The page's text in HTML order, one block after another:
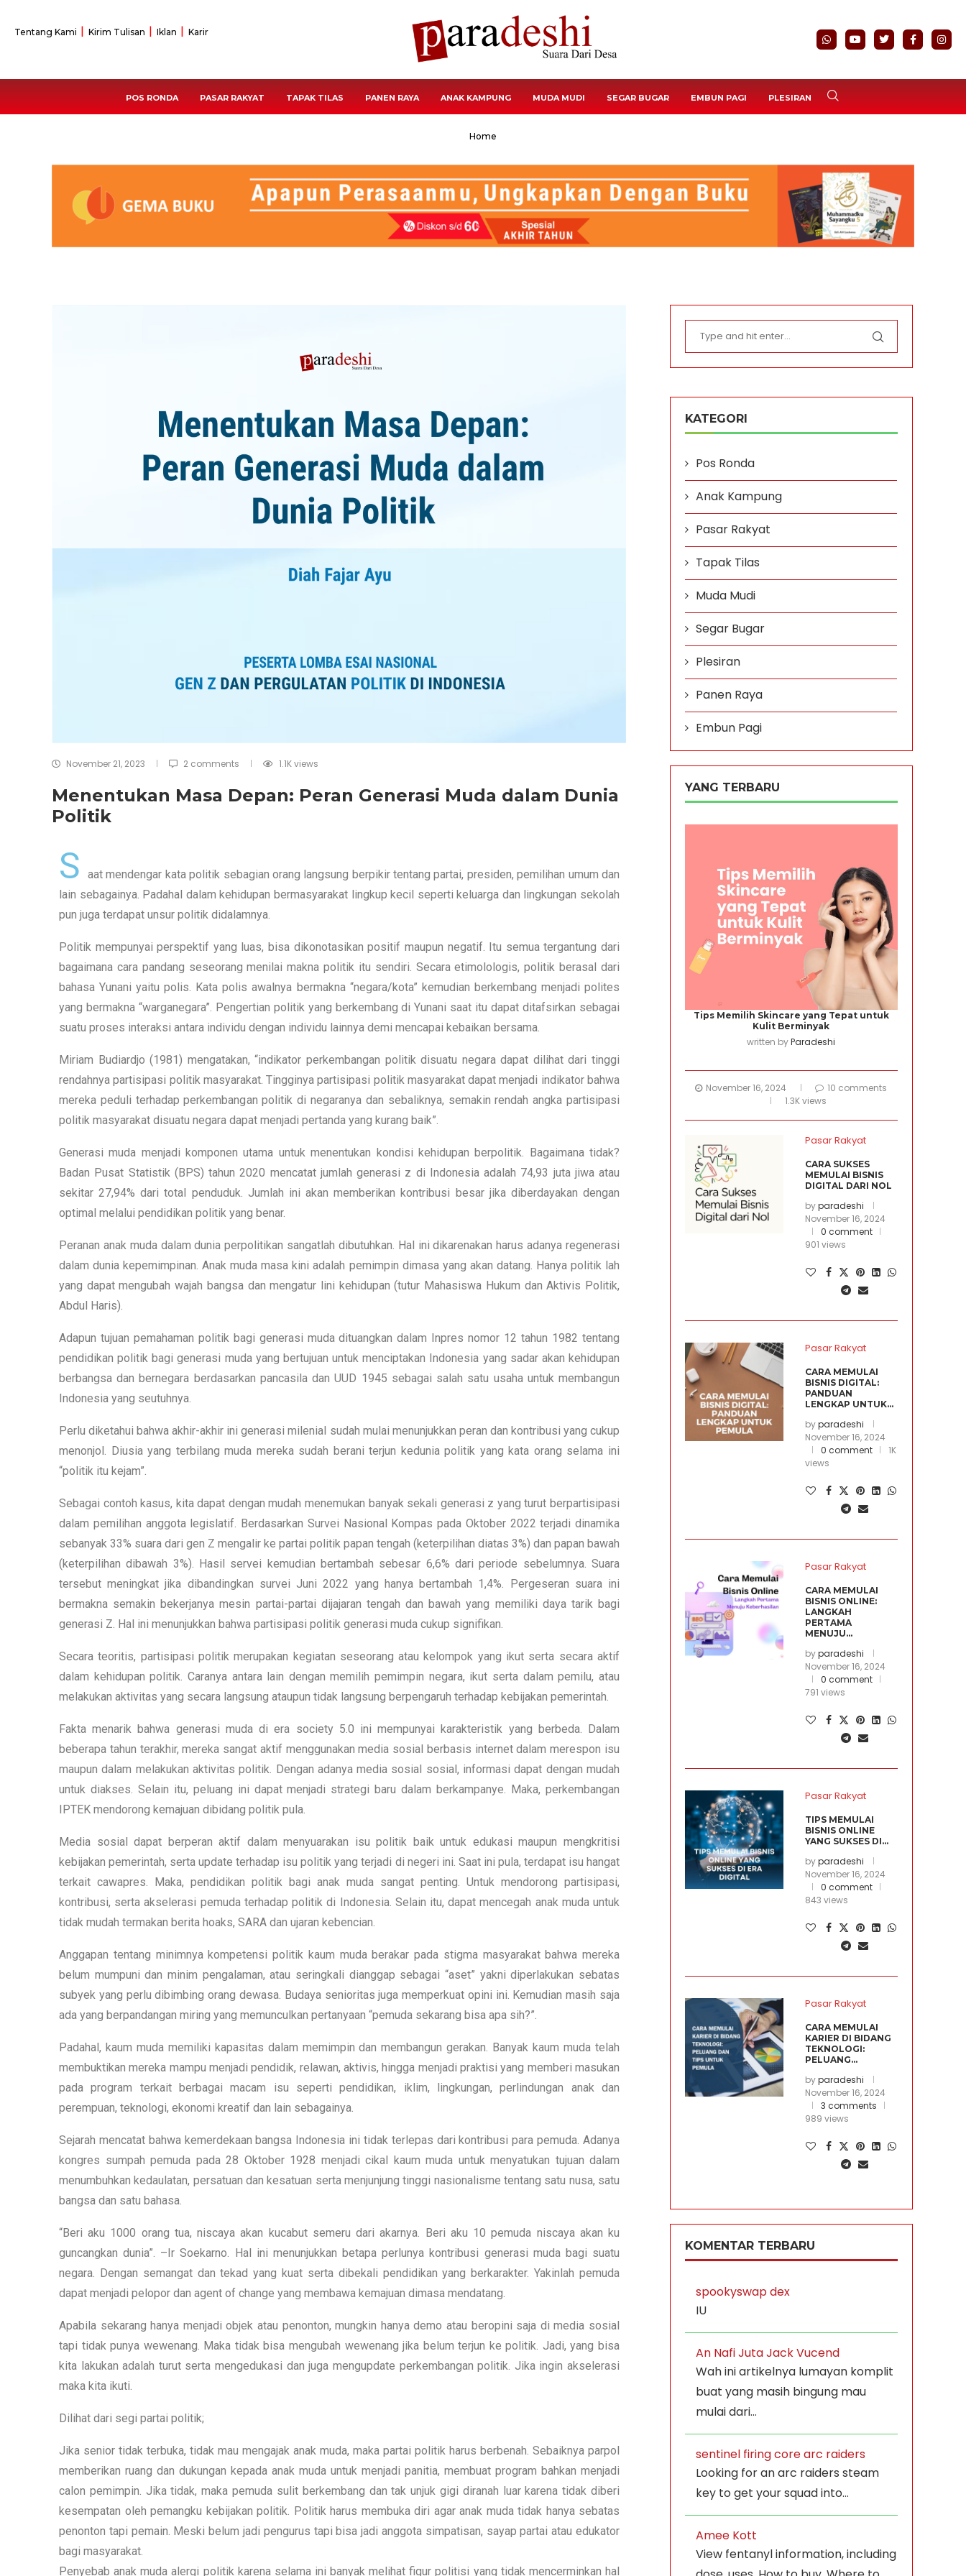
Tentang Kami Kirim Tulisan Iklan Karir
POS RONDA PASAR RAKYAT TAPAK TILAS PANEN RAYA ANAK KAMPUNG MUDA MUDI SEGAR BUGAR EMBUN PAGI PLESIRAN
Home
November 21, 2023 2 comments 1.1Kviews
Menentukan Masa Depan: Peran Generasi Muda dalam Dunia
Politik
S
aat mendengar kata politik sebagian orang langsung berpikir tentang partai, presiden, pemilihan umum dan
lain sebagainya. Padahal dalam kehidupan bermasyarakat lingkup kecil seperti keluarga dan lingkungan sekolah
pun juga terdapat unsur politik didalamnya.
Politik mempunyai perspektif yang luas, bisa dikonotasikan positif maupun negatif. Itu semua tergantung dari
bagaimana cara pandang seseorang menilai makna politik itu sendiri. Secara etimolologis, politik berasal dari
bahasa Yunani yaitu polis. Kata polis awalnya bermakna “negara/kota” kemudian berkembang menjadi polites
yang bermakna “warganegara”. Pengertian politik yang berkembang di Yunani saat itu dapat ditafsirkan sebagai
suatu proses interaksi antara individu dengan individu lainnya demi mencapai kebaikan bersama.
Miriam Budiardjo (1981) mengatakan, “indikator perkembangan politik disuatu negara dapat dilihat dari tinggi
rendahnya partisipasi politik masyarakat. Tingginya partisipasi politik masyarakat dapat menjadi indikator bahwa
mereka peduli terhadap perkembangan politik di negaranya dan sebaliknya, semakin rendah angka partisipasi
politik masyarakat disuatu negara dapat menjadi pertanda yang kurang baik”.
Generasi muda menjadi komponen utama untuk menentukan kondisi kehidupan berpolitik. Bagaimana tidak?
Badan Pusat Statistik (BPS) tahun 2020 mencatat jumlah generasi z di Indonesia adalah 74,93 juta jiwa atau
sekitar 27,94% dari total penduduk. Jumlah ini akan memberikan kontribusi besar jika diberdayakan dengan
optimal melalui pendidikan politik yang benar.
Peranan anak muda dalam dunia perpolitikan sangatlah dibutuhkan. Hal ini dikarenakan harus adanya regenerasi
dalam dunia kepemimpinan. Anak muda masa kini adalah pemimpin dimasa yang akan datang. Hanya politik lah
yang dapat mengubah wajah bangsa dan mengatur lini kehidupan (tutur Mahasiswa Hukum dan Aktivis Politik,
Abdul Haris).
Adapun tujuan pemahaman politik bagi generasi muda dituangkan dalam Inpres nomor 12 tahun 1982 tentang
pendidikan politik bagi generasi muda yang bertujuan untuk menciptakan Indonesia yang sadar akan kehidupan
berbangsa dan bernegara berdasarkan pancasila dan UUD 1945 sebagai salah satu usaha untuk membangun
Indonesia yang seutuhnya.
Perlu diketahui bahwa akhir-akhir ini generasi milenial sudah mulai menunjukkan peran dan kontribusi yang cukup
menonjol. Diusia yang terbilang muda mereka sudah berani terjun kedunia politik yang kata orang selama ini
“politik itu kejam”.
Sebagai contoh kasus, kita dapat dengan mudah menemukan banyak sekali generasi z yang turut berpartisipasi
dalam pemilihan anggota legislatif. Berdasarkan Survei Nasional Kompas pada Oktober 2022 terjadi dinamika
sebanyak 33% suara dari gen Z mengalir ke partai politik papan tengah (keterpilihan diatas 3%) dan papan bawah
(keterpilihan dibawah 3%). Hasil servei kemudian bertambah sebesar 6,6% dari periode sebelumnya. Suara
tersebut meningkat jika dibandingkan survei Juni 2022 yang hanya bertambah 1,4%. Pergeseran suara ini
bermakna semakin bekerjanya mesin partai-partai dijajaran tengah dan bawah yang memiliki daya tarik bagi
generasi Z. Hal ini menunjukkan bahwa partisipasi politik generasi muda cukup signifikan.
Secara teoritis, partisipasi politik merupakan kegiatan seseorang atau kelompok yang ikut serta secara aktif
dalam kehidupan politik. Caranya antara lain dengan memilih pemimpin negara, ikut serta dalam pemilu, atau
melakukan aktivitas yang secara langsung ataupun tidak langsung berpengaruh terhadap kebijakan pemerintah.
Fakta menarik bahwa generasi muda di era society 5.0 ini mempunyai karakteristik yang berbeda. Dalam
beberapa tahun terakhir, mereka sangat aktif menggunakan media sosial berbasis internet dalam merespon isu
maupun dalam melakukan aktivitas politik. Dengan adanya media sosial sosial, informasi dapat dengan mudah
untuk diakses. Selain itu, peluang ini dapat menjadi strategi baru dalam berkampanye. Maka, perkembangan
IPTEK mendorong kemajuan dibidang politik pula.
Media sosial dapat berperan aktif dalam menyuarakan isu politik baik untuk edukasi maupun mengkritisi
kebijakan pemerintah, serta update terhadap isu politik yang terjadi di negeri ini. Saat ini pula, terdapat isu hangat
terkait cawapres. Maka, pendidikan politik bagi anak muda sangat penting. Untuk mendorong partisipasi,
kontribusi, serta akselerasi pemuda terhadap politik di Indonesia. Selain itu, dapat mencegah anak muda untuk
tidak mudah termakan berita hoaks, SARA dan ujaran kebencian.
Anggapan tentang minimnya kompetensi politik kaum muda berakar pada stigma masyarakat bahwa mereka
belum mumpuni dan minim pengalaman, atau seringkali dianggap sebagai “aset” yakni diperlakukan sebatas
subyek yang perlu dibimbing orang dewasa. Budaya senioritas juga memperkuat opini ini. Kemudian masih saja
ada yang berpandangan miring yang memunculkan pertanyaan “pemuda sekarang bisa apa sih?”.
Padahal, kaum muda memiliki kapasitas dalam memimpin dan membangun gerakan. Banyak kaum muda telah
membuktikan mereka mampu menjadi pendidik, relawan, aktivis, hingga menjadi praktisi yang memberi masukan
pada program terkait berbagai macam isu seperti pendidikan, iklim, lingkungan, perlindungan anak dan
perempuan, teknologi, ekonomi kreatif dan lain sebagainya.
Sejarah mencatat bahwa kemerdekaan bangsa Indonesia ini tidak terlepas dari kontribusi para pemuda. Adanya
kongres sumpah pemuda pada 28 Oktober 1928 menjadi cikal kaum muda untuk menyatukan tujuan dalam
menumbuhkan kedaulatan, persatuan dan kesatuan serta menjunjung tinggi nasionalisme tentang satu nusa, satu
bangsa dan satu bahasa.
“Beri aku 1000 orang tua, niscaya akan kucabut semeru dari akarnya. Beri aku 10 pemuda niscaya akan ku
guncangkan dunia”. –Ir Soekarno. Hal ini menunjukkan betapa perlunya kontribusi generasi muda bagi suatu
negara. Dengan semangat dan tekad yang kuat serta dibekali pendidikan yang berkarakter. Yakinlah pemuda
dapat menjadi pelopor dan agent of change yang membawa kemajuan dimasa mendatang.
Apabila sekarang hanya menjadi objek atau penonton, mungkin hanya demo atau beropini saja di media sosial
tapi tidak punya wewenang. Maka tidak bisa mengubah wewenang jika belum terjun ke politik. Jadi, yang bisa
kita lakukan adalah turut serta mengedukasi dan juga mengupdate perkembangan politik. Jika ingin akselerasi
maka kita ikuti.
Dilihat dari segi partai politik;
Jika senior tidak terbuka, tidak mau mengajak anak muda, maka partai politik harus berbenah. Sebaiknya parpol
memberikan ruang dan dukungan kepada anak muda untuk menjadi panitia, membuat program bahkan menjadi
calon pemimpin. Jika tidak, maka pemuda sulit berkembang dan tak unjuk gigi diranah luar karena tidak diberi
kesempatan oleh pemangku kebijakan politik. Politik harus membuka diri agar anak muda tidak hanya sebatas
penonton tapi pemain. Meski belum jadi pengurus tapi bisa jadi anggota simpatisan, sayap partai atau edukator
bagi masyarakat.
Penyebab anak muda alergi politik karena selama ini banyak melihat figur politisi yang tidak mencerminkan hal
KATEGORI
Pos Ronda
Anak Kampung
Pasar Rakyat
Tapak Tilas
Muda Mudi
Segar Bugar
Plesiran
Panen Raya
Embun Pagi
YANG TERBARU
Tips Memilih Skincare yang Tepat untuk
Kulit Berminyak
written byParadeshi
November 16, 2024
10 comments
1.3K views
Pasar Rakyat
CARA SUKSES
MEMULAI BISNIS
DIGITAL DARI NOL
byparadeshi
November 16, 2024
0 comment
901 views
Pasar Rakyat
CARA MEMULAI
BISNIS DIGITAL:
PANDUAN
LENGKAP UNTUK...
byparadeshi
November 16, 2024
0 comment
1K
views
Pasar Rakyat
CARA MEMULAI
BISNIS ONLINE:
LANGKAH
PERTAMA
MENUJU...
byparadeshi
November 16, 2024
0 comment
791 views
Pasar Rakyat
TIPS MEMULAI
BISNIS ONLINE
YANG SUKSES DI...
byparadeshi
November 16, 2024
0 comment
843 views
Pasar Rakyat
CARA MEMULAI
KARIER DI BIDANG
TEKNOLOGI:
PELUANG...
byparadeshi
November 16, 2024
3 comments
989 views
KOMENTAR TERBARU
spookyswap dex
IU
An Nafi Juta Jack Vucend
Wah ini artikelnya lumayan komplit
buat yang masih bingung mau
mulai dari…
sentinel firing core arc raiders
Looking for an arc raiders steam
key to get your squad into…
Amee Kott
View fentanyl information, including